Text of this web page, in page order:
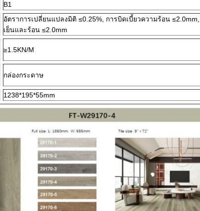
B1
อัตราการเปลี่ยนแปลงมิติ ≤0.25%, การบิดเบี้ยวความร้อน
เย็นและร้อน ≤2.0mm
≥1.5KN/M
กล่องกระดาษ
1238*195*55mm